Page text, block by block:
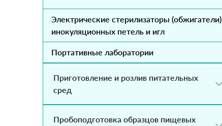
Электрические стерилизаторы (обжигатели)
инокуляционных петель и игл
Портативные лаборатории
Приготовление и розлив питательных
сред
Пробоподготовка образцов пищевых